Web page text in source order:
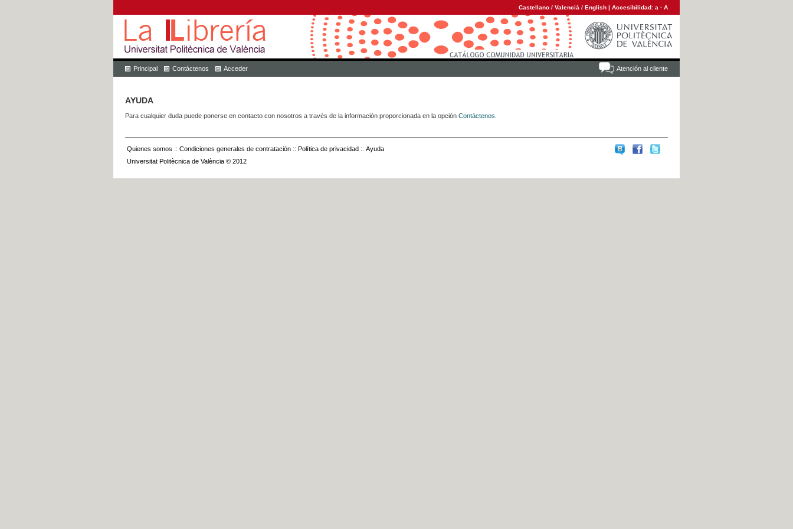
Castellano / Valencià / English | Accesibilidad: a · A
Atención al cliente
Principal Contáctenos Acceder
AYUDA
Para cualquier duda puede ponerse en contacto con nosotros a través de la información proporcionada en la opción Contáctenos
Quienes somos :: Condiciones generales de contratación :: Política de privacidad :: Ayuda
Universitat Politècnica de València © 2012